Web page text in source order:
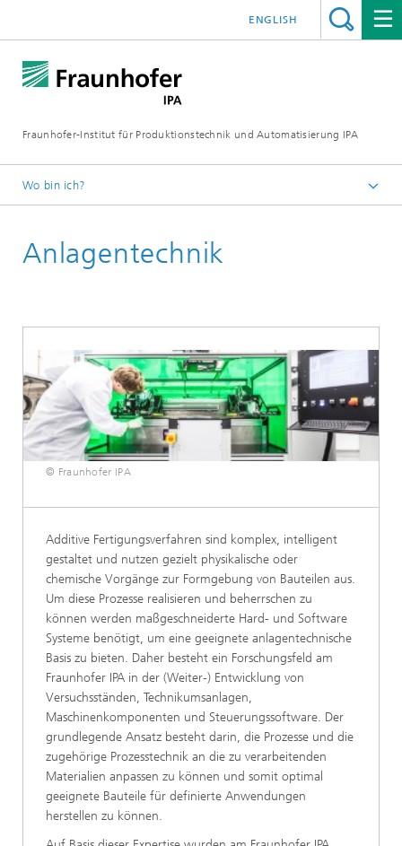
Fraunhofer-Institut für Produktionstechnik und Automatisierung IPA
ENGLISH
Wo bin ich?
Aktuelle Forschung
Anlagentechnik
© Fraunhofer IPA
Additive Fertigungsverfahren sind komplex, intelligent
gestaltet und nutzen gezielt physikalische oder
chemische Vorgänge zur Formgebung von Bauteilen aus.
Um diese Prozesse realisieren und beherrschen zu
können werden maßgeschneiderte Hard- und Software
Systeme benötigt, um eine geeignete anlagentechnische
Basis zu bieten. Daher besteht ein Forschungsfeld am
Fraunhofer IPA in der (Weiter-) Entwicklung von
Versuchsständen, Technikumsanlagen,
Maschinenkomponenten und Steuerungssoftware. Der
grundlegende Ansatz besteht darin, die Prozesse und die
zugehörige Prozesstechnik an die zu verarbeitenden
Materialien anpassen zu können und somit optimal
geeignete Bauteile für definierte Anwendungen
herstellen zu können.